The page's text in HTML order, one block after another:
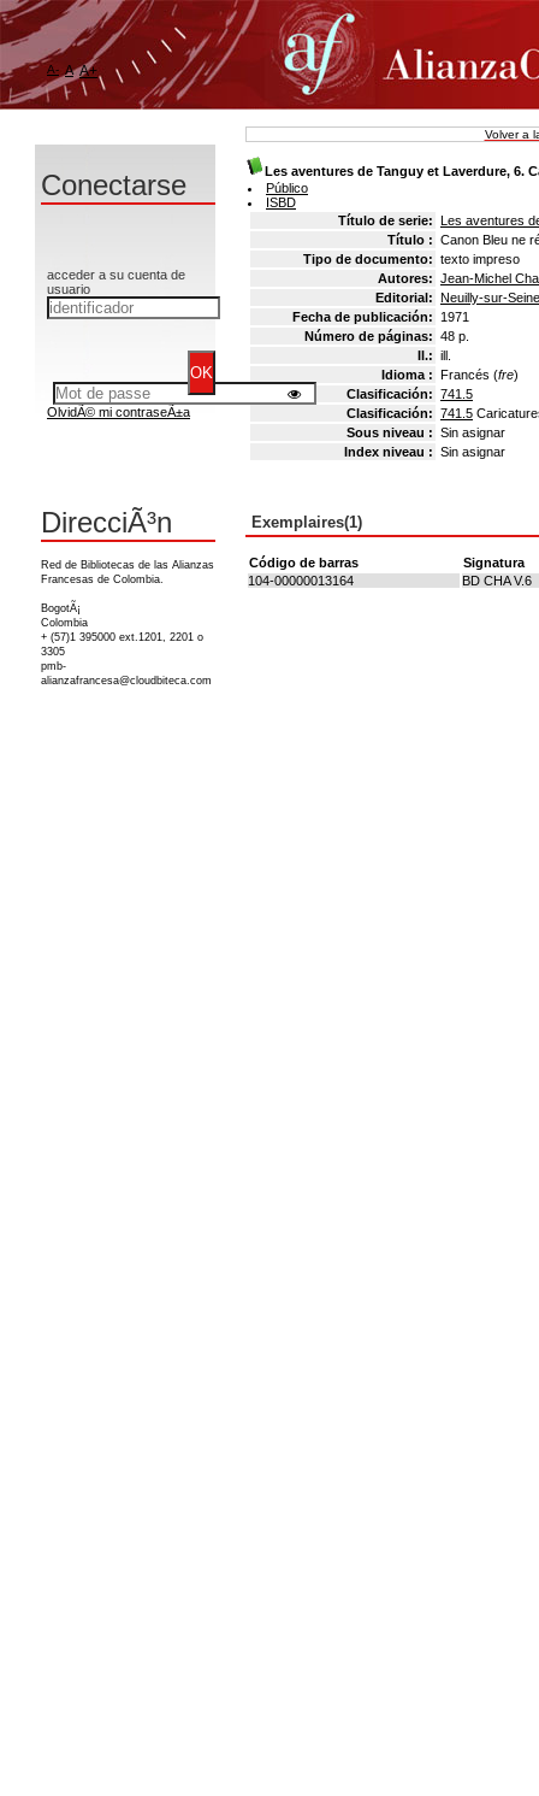
Volver a
Les aventures de Tanguy et Laverdure, 6.
Público
ISBD
Título de serie: Les aventures
Título : Canon Bleu ne
Tipo de documento: texto impreso
Autores: Jean-Michel
Editorial: Neuilly-sur-
Fecha de publicación:
1971
Número de páginas: 48 p.
Il.: ill.
Idioma : Francés (fre)
Clasificación: 741.5
Clasificación: 741.5
Sous niveau : Sin asignar
Index niveau : Sin asignar
Exemplaires(1)
Código de barras
Signatura
104-00000013164
BD CHA V.6
A- A A+
Conectarse
acceder a su cuenta de
usuario
OlvidÃ© mi contraseÃ±a
DirecciÃ³n
Red de Bibliotecas de las Alianzas
Francesas de Colombia.
BogotÃ¡
Colombia
+ (57)1 395000 ext.1201, 2201 o
3305
pmb-
alianzafrancesa@cloudbiteca.com